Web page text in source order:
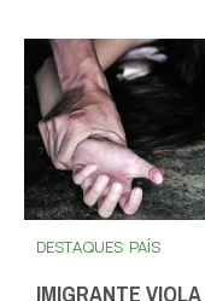
DESTAQUES PAÍS